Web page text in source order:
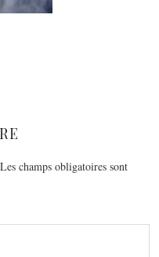
Les champs obligatoires sont